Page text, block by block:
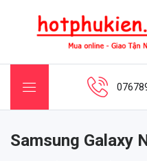
Samsung Galaxy